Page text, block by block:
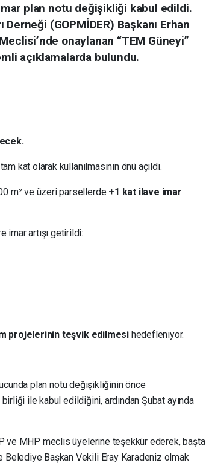
plan notu değişikliği kabul edildi.
(GOPMİDER) Başkanı Erhan
onaylanan “TEM Güneyi”
açıklamalarda bulundu.
kat olarak kullanılmasının önü açıldı.
m² ve üzeri parsellerde +1 kat ilave imar
imar artışı getirildi:
projelerinin teşvik edilmesihedefleniyor.
plan notu değişikliğinin önce
ile kabul edildiğini, ardından Şubat ayında
ve MHP meclis üyelerine teşekkür ederek, başta
Belediye Başkan Vekili Eray Karadeniz olmak